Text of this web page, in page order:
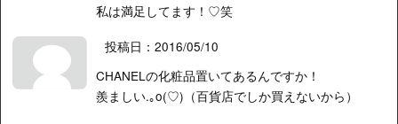
私は満足してます！♡笑
投稿日：2016/05/10
CHANELの化粧品置いてあるんですか！
羨ましい.｡o(♡)（百貨店でしか買えないから）